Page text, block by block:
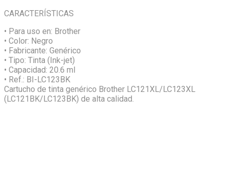
CARACTERÍSTICAS
• Para uso en: Brother
• Color: Negro
• Fabricante: Genérico
• Tipo: Tinta (Ink-jet)
• Capacidad: 20.6 ml
• Ref.: BI-LC123BK
Cartucho de tinta genérico Brother LC121XL/LC123XL
(LC121BK/LC123BK) de alta calidad.